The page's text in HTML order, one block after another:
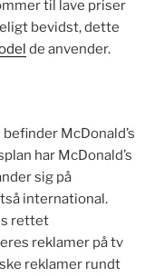
til lave priser
bevidst, dette
de anvender.
McDonald’s
har McDonald’s
sig på
international.
rettet
reklamer på tv
reklamer rundt